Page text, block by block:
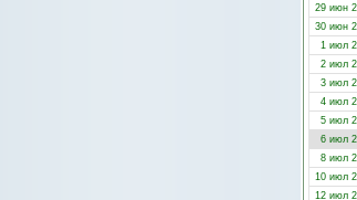
29 июн
30 июн
1 июл
2 июл
3 июл
4 июл
5 июл
6 июл
8 июл
10 июл
12 июл